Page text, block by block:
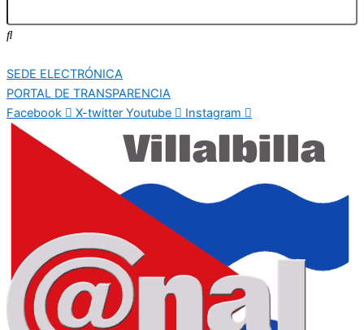
SEDE ELECTRÓNICA
PORTAL DE TRANSPARENCIA
Facebook
X-twitter Youtube Instagram